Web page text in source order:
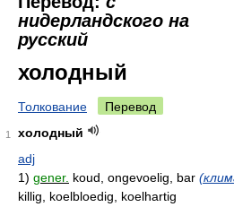
нидерландского на
русский
холодный
Толкование Перевод
1
холодный
adj
1) gener. koud, ongevoelig, bar
killig, koelbloedig, koelhartig